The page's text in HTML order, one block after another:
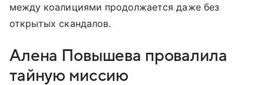
между коалициями продолжается даже без
открытых скандалов.
Алена Повышева провалила
тайную миссию